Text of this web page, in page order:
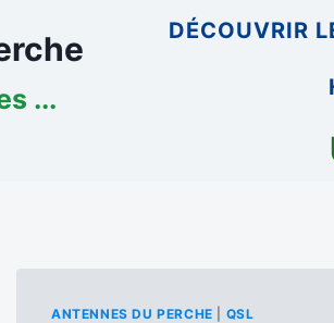
...
DÉCOUVRIR
ANTENNES DU PERCHE QSL